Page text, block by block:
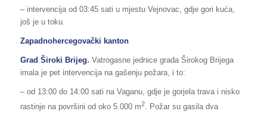
– intervencija od 03:45 sati u mjestu Vejnovac, gdje gori kuća,
još je u toku.
Zapadnohercegovački kanton
Grad Široki Brijeg. Vatrogasne jednice grada Širokog Brijega
imala je pet intervencija na gašenju požara, i to:
– od 13:00 do 14:00 sati na Vaganu, gdje je gorjela trava i nisko
rastinje na površini od oko 5.000 m2. Požar su gasila dva